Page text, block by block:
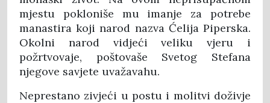
mjestu pokloniše mu imanje za potrebe
manastira koji narod nazva Ćelija Piperska.
Okolni narod vidjeći veliku vjeru i
požrtvovaje, poštovaše Svetog Stefana
njegove savjete uvažavahu.
Neprestano zivjeći u postu i molitvi doživje